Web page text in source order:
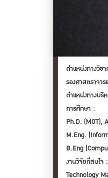
ตำเเหน่งทางวิช
รองศาสตราจาร
ตำเเหน่งทางบริ
การศึกษา :
Ph.D. (MOT),
M.Eng.
B.Eng
งานวิจัยที่สนใจ :
Technology